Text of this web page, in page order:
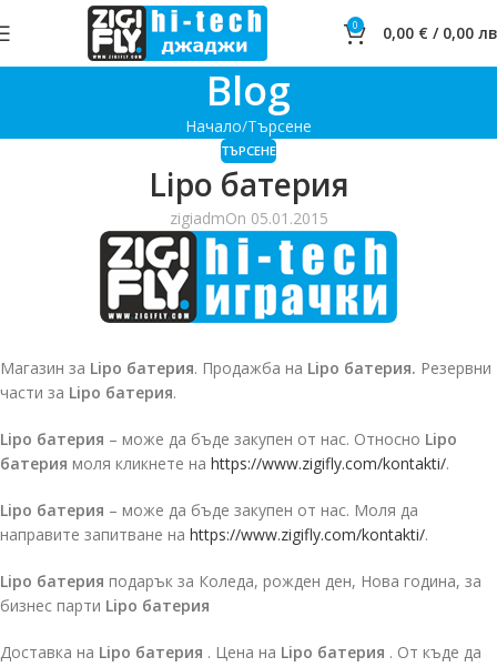
0 0,00 € / 0,00
Blog
Начало Търсене
ТЪРСЕНЕ
Lipo батерия
zigiadmOn 05.01.2015
Магазин за Lipo батерия. Продажба на Lipo батерия. Резервни
части за Lipo батерия.
Lipo батерия – може да бъде закупен от нас. Относно Lipo
батерия моля кликнете на https://www.zigifly.com/kontakti/.
Lipo батерия – може да бъде закупен от нас. Моля да
направите запитване на https://www.zigifly.com/kontakti/.
Lipo батерия подарък за Коледа, рожден ден, Нова година, за
бизнес парти Lipo батерия
Доставка на Lipo батерия . Цена на Lipo батерия . От къде да